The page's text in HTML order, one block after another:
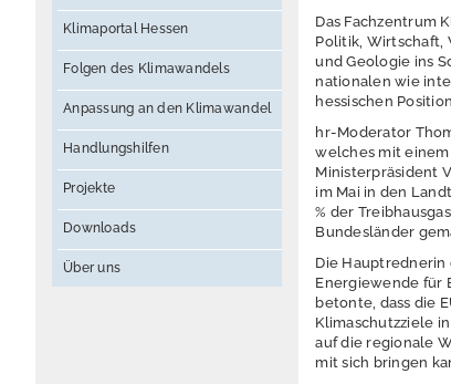
Klimaportal Hessen
Folgen des Klimawandels
Anpassung an den Klimawandel
Handlungshilfen
Projekte
Downloads
Über uns
Das Fachzentrum
Politik, Wirtschaft,
und Geologie ins
nationalen wie
hessischen
hr-Moderator
welches mit einem
Ministerpräsident
im Mai in den
% der
Bundesländer
Die Hauptrednerin
Energiewende für
betonte, dass die
Klimaschutzziele
auf die regionale
mit sich bringen